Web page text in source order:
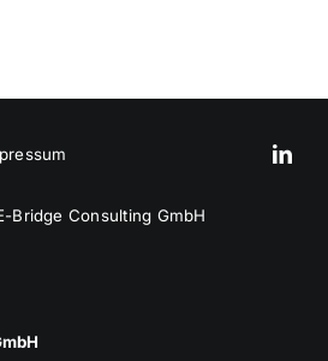
Bridge Consulting GmbH